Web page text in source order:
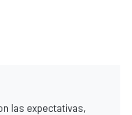
las expectativas,